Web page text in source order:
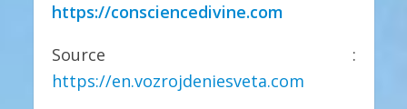
https://consciencedivine.com
Source :
https://en.vozrojdeniesveta.com